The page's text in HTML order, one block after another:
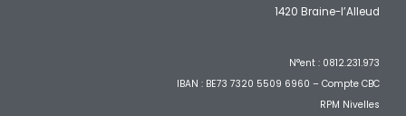
1420 Braine-l’Alleud
N°ent : 0812.231.973
IBAN : BE73 7320 5509 6960 – Compte CBC
RPM Nivelles